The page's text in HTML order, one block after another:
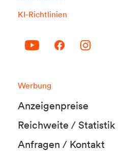
KI-Richtlinien
Werbung
Anzeigenpreise
Reichweite / Statistik
Anfragen / Kontakt